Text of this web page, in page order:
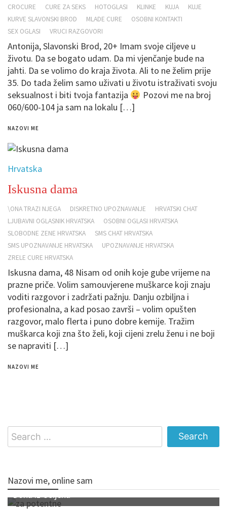
CROCURE CURE ZA SEKS HOTOGLASI KLINKE KUJA
KUJE
KURVE SLAVONSKI BROD
MLADE CURE
OSOBNI KONTAKTI
SEX OGLASI
VRUCI RAZGOVORI
Antonija, Slavonski Brod, 20+ Imam svoje ciljeve u
životu. Da se bogato udam. Da mi vjenčanje bude na
jahti. Da se volimo do kraja života. Ali to ne želim prije
35. Do tada želim samo uživati u životu istraživati svoju
seksualnost i biti tvoja fantazija
Pozovi me na broj
060/600-104 ja sam na lokalu […]
NAZOVI ME
Hrvatska
Iskusna dama
\ONA TRAZI NJEGA DISKRETNO UPOZNAVANJE
HRVATSKI CHAT
LJUBAVNI OGLASNIK HRVATSKA
OSOBNI OGLASI HRVATSKA
SLOBODNE ZENE HRVATSKA
SMS CHAT HRVATSKA
SMS UPOZNAVANJE HRVATSKA
UPOZNAVANJE HRVATSKA
ZRELE CURE HRVATSKA
Iskusna dama, 48 Nisam od onih koje gube vrijeme na
prazne priče. Volim samouvjerene muškarce koji znaju
voditi razgovor i zadržati pažnju. Danju ozbiljna i
profesionalna, a kad posao završi – volim opušten
razgovor, malo flerta i puno dobre kemije. Tražim
muškarca koji zna što želi, koji cijeni zrelu ženu i ne boji
se napraviti […]
NAZOVI ME
Search
for:
Nazovi me, online sam
Dona iz Osijeka